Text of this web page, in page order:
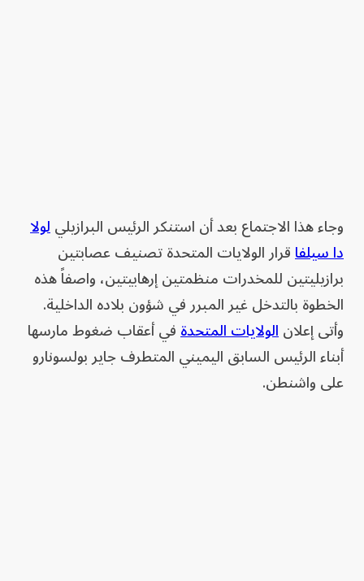
وجاء هذا الاجتماع بعد أن استنكر الرئيس البرازيليلولا
دا سيلفاقرار الولايات المتحدة تصنيف عصابتين
برازيليتين للمخدرات منظمتين إرهابيتين، واصفاً هذه
الخطوة بالتدخل غير المبرر في شؤون بلاده الداخلية.
وأتى إعلانالولايات المتحدةفي أعقاب ضغوط مارسها
أبناء الرئيس السابق اليميني المتطرف جاير بولسونارو
على واشنطن.